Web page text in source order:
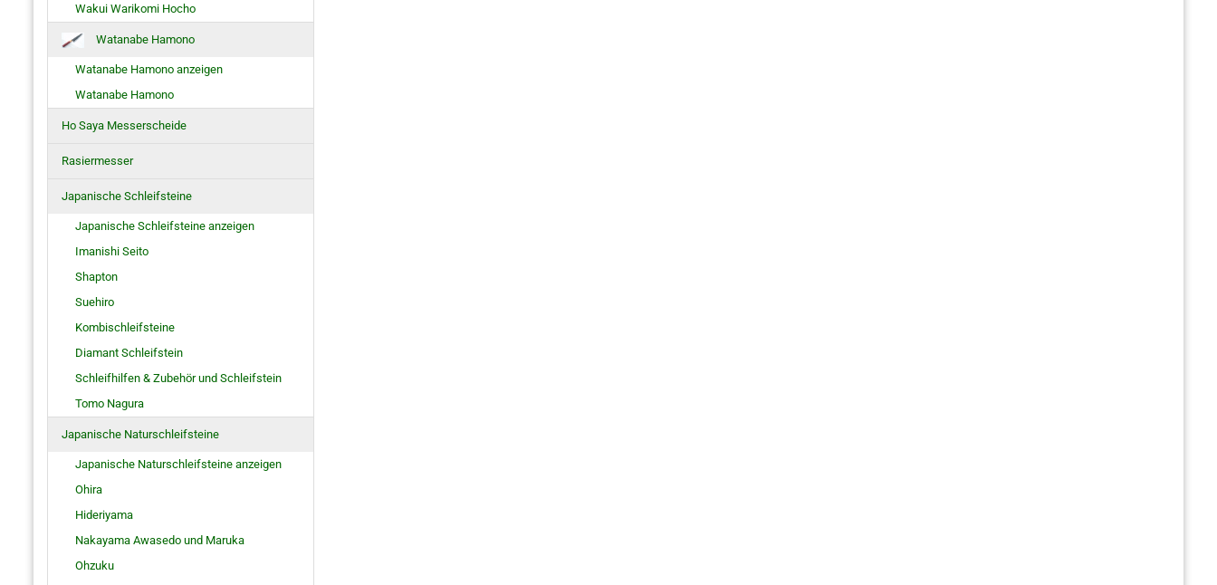
Wakui Warikomi Hocho
Watanabe Hamono
Watanabe Hamono anzeigen
Watanabe Hamono
Ho Saya Messerscheide
Rasiermesser
Japanische Schleifsteine
Japanische Schleifsteine anzeigen
Imanishi Seito
Shapton
Suehiro
Kombischleifsteine
Diamant Schleifstein
Schleifhilfen & Zubehör und Schleifstein
Tomo Nagura
Japanische Naturschleifsteine
Japanische Naturschleifsteine anzeigen
Ohira
Hideriyama
Nakayama Awasedo und Maruka
Ohzuku